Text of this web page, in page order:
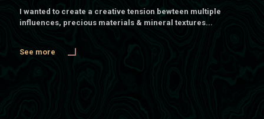
I wanted to create a creative tension bewteen multiple
influences, precious materials & mineral textures...
See more